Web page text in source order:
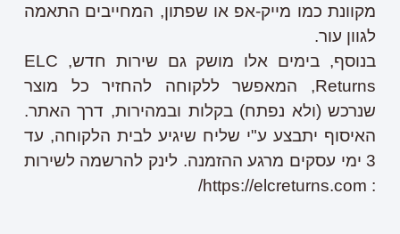
מקוונת כמו מייק-אפ או שפתון, המחייבים התאמה
לגוון עור.
בנוסף, בימים אלו מושק גם שירות חדש, ELC
Returns, המאפשר ללקוחה להחזיר כל מוצר
שנרכש (ולא נפתח) בקלות ובמהירות, דרך האתר.
האיסוף יתבצע ע"י שליח שיגיע לבית הלקוחה, עד
3 ימי עסקים מרגע ההזמנה. לינק להרשמה לשירות
: https://elcreturns.com/